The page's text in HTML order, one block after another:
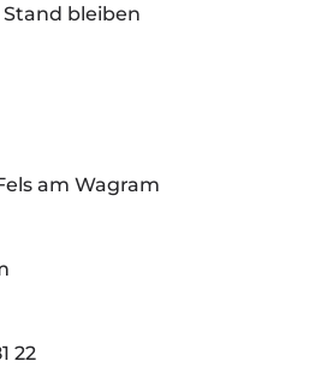
bleiben
am Wagram
22